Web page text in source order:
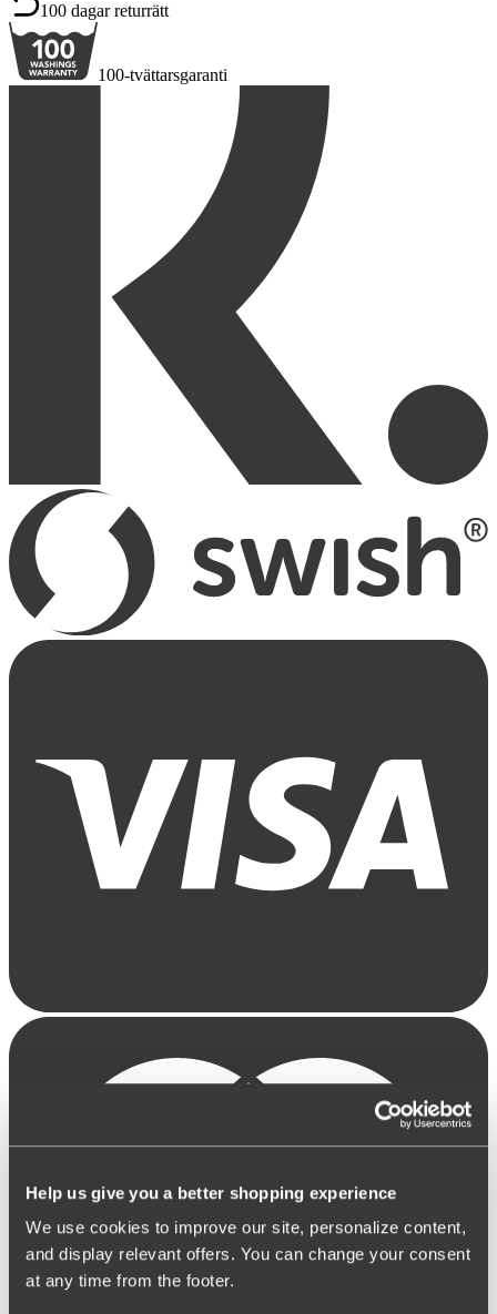
Help us give you a better shopping experience
We use cookies to improve our site, personalize content,
and display relevant offers. You can change your consent
at any time from the footer.
100 dagar returrätt
100-tvättarsgaranti